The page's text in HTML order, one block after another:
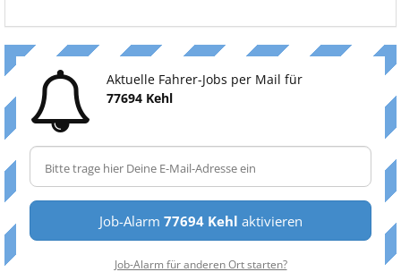
Aktuelle Fahrer-Jobs per Mail für
77694 Kehl
Job-Alarm 77694 Kehl aktivieren
Job-Alarm für anderen Ort starten?